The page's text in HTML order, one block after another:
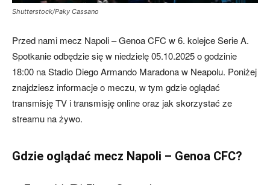
Shutterstock/Paky Cassano
Przed nami mecz Napoli – Genoa CFC w 6. kolejce Serie A.
Spotkanie odbędzie się w niedzielę 05.10.2025 o godzinie
18:00 na Stadio Diego Armando Maradona w Neapolu. Poniżej
znajdziesz informacje o meczu, w tym gdzie oglądać
transmisję TV i transmisję online oraz jak skorzystać ze
streamu na żywo.
Gdzie oglądać mecz Napoli – Genoa CFC?